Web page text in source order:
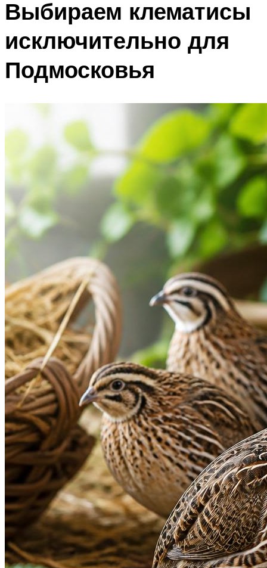
Выбираем клематисы
исключительно для
Подмосковья